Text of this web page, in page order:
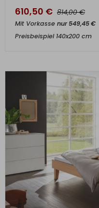
610,50 € 814,00€
Mit Vorkasse nur549,45€
Preisbeispiel 140x200 cm